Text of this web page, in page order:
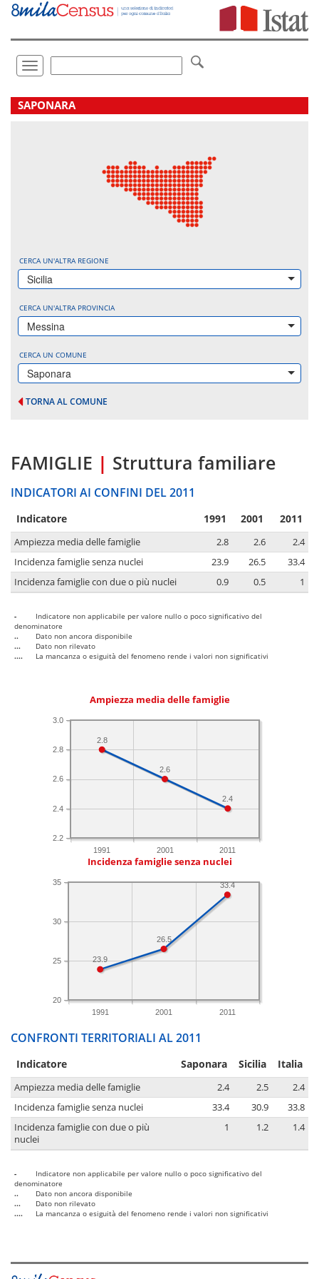
Vai
direttamente
Toggle
navigation
.
SAPONARA
CERCA UN'ALTRA REGIONE
Sicilia
CERCA UN'ALTRA PROVINCIA
Messina
CERCA UN COMUNE
Saponara
TORNA AL COMUNE
FAMIGLIE | Struttura familiare
INDICATORI AI CONFINI DEL 2011
Indicatore 1991 2001 2011
Ampiezza media delle famiglie 2.8 2.6
2.4
Incidenza famiglie senza nuclei
23.9 26.5
33.4
Incidenza famiglie con due o più nuclei
0.9 0.5 1
-
Indicatore non applicabile per valore nullo o poco significativo del
denominatore
..
Dato non ancora disponibile
...
Dato non rilevato
....
La mancanza o esiguità del fenomeno rende i valori non significativi
Ampiezza media delle famiglie
1991 2001 2011
2.2
2.4
2.6
2.8
3.0
2.4
2.6
2.8
Incidenza famiglie senza nuclei
1991 2001 2011
20
25
30
35 33.4
26.5
23.9
CONFRONTI TERRITORIALI AL 2011
Indicatore Saponara Sicilia Italia
Ampiezza media delle famiglie 2.4 2.5
2.4
Incidenza famiglie senza nuclei
33.4 30.9
33.8
Incidenza famiglie con due o più
nuclei
1 1.2 1.4
-
Indicatore non applicabile per valore nullo o poco significativo del
denominatore
..
Dato non ancora disponibile
...
Dato non rilevato
....
La mancanza o esiguità del fenomeno rende i valori non significativi